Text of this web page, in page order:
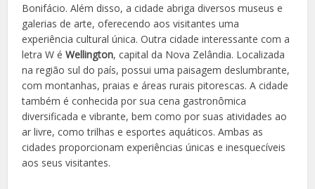
Bonifácio. Além disso, a cidade abriga diversos museus e
galerias de arte, oferecendo aos visitantes uma
experiência cultural única. Outra cidade interessante com a
letra W éWellington, capital da Nova Zelândia. Localizada
na região sul do país, possui uma paisagem deslumbrante,
com montanhas, praias e áreas rurais pitorescas. A cidade
também é conhecida por sua cena gastronômica
diversificada e vibrante, bem como por suas atividades ao
ar livre, como trilhas e esportes aquáticos. Ambas as
cidades proporcionam experiências únicas e inesquecíveis
aos seus visitantes.